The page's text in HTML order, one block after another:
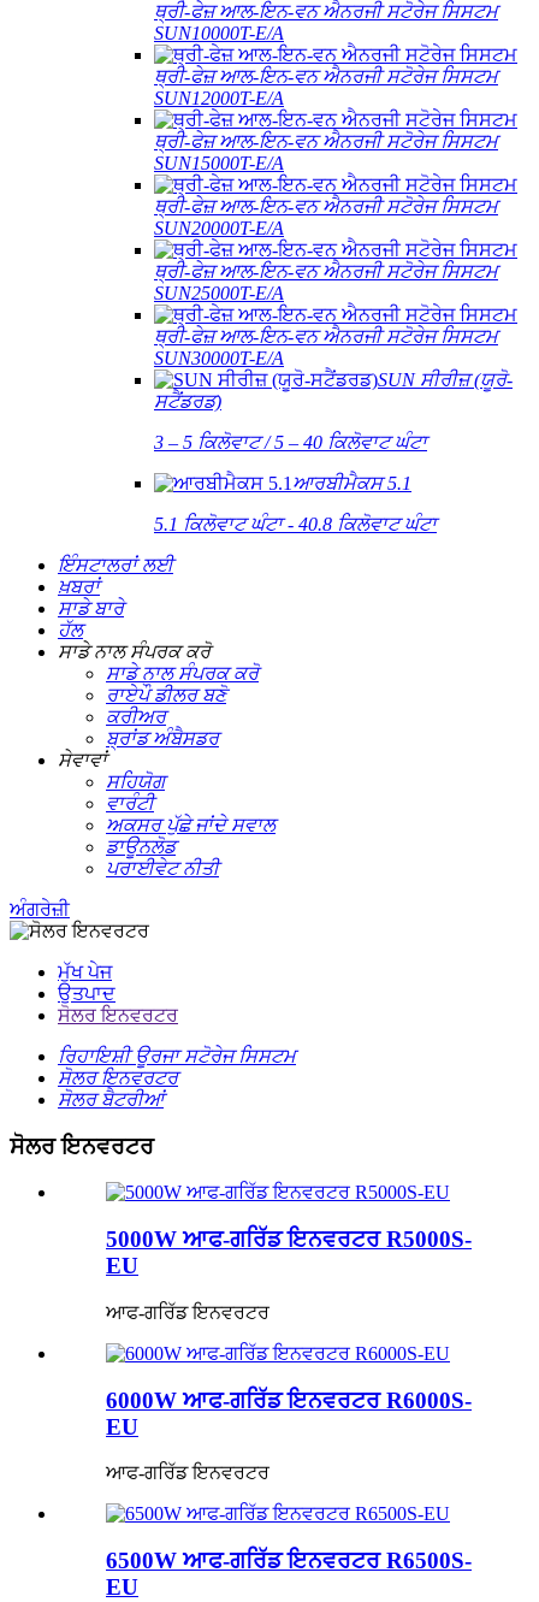
ਥ੍ਰੀ-ਫੇਜ਼ ਆਲ-ਇਨ-ਵਨ ਐਨਰਜੀ ਸਟੋਰੇਜ ਸਿਸਟਮ
SUN10000T-E/A
ਥ੍ਰੀ-ਫੇਜ਼ ਆਲ-ਇਨ-ਵਨ ਐਨਰਜੀ ਸਟੋਰੇਜ ਸਿਸਟਮ
SUN12000T-E/A
ਥ੍ਰੀ-ਫੇਜ਼ ਆਲ-ਇਨ-ਵਨ ਐਨਰਜੀ ਸਟੋਰੇਜ ਸਿਸਟਮ
SUN15000T-E/A
ਥ੍ਰੀ-ਫੇਜ਼ ਆਲ-ਇਨ-ਵਨ ਐਨਰਜੀ ਸਟੋਰੇਜ ਸਿਸਟਮ
SUN20000T-E/A
ਥ੍ਰੀ-ਫੇਜ਼ ਆਲ-ਇਨ-ਵਨ ਐਨਰਜੀ ਸਟੋਰੇਜ ਸਿਸਟਮ
SUN25000T-E/A
ਥ੍ਰੀ-ਫੇਜ਼ ਆਲ-ਇਨ-ਵਨ ਐਨਰਜੀ ਸਟੋਰੇਜ ਸਿਸਟਮ
SUN30000T-E/A
SUN ਸੀਰੀਜ਼ (ਯੂਰੋ-
ਸਟੈਂਡਰਡ)
3 – 5 ਕਿਲੋਵਾਟ / 5 – 40 ਕਿਲੋਵਾਟ ਘੰਟਾ
ਆਰਬੀਮੈਕਸ 5.1
5.1 ਕਿਲੋਵਾਟ ਘੰਟਾ - 40.8 ਕਿਲੋਵਾਟ ਘੰਟਾ
ਇੰਸਟਾਲਰਾਂ ਲਈ
ਖ਼ਬਰਾਂ
ਸਾਡੇ ਬਾਰੇ
ਹੱਲ
ਸਾਡੇ ਨਾਲ ਸੰਪਰਕ ਕਰੋ
ਸਾਡੇ ਨਾਲ ਸੰਪਰਕ ਕਰੋ
ਰਾਏਪੌ ਡੀਲਰ ਬਣੋ
ਕਰੀਅਰ
ਬ੍ਰਾਂਡ ਅੰਬੈਸਡਰ
ਸੇਵਾਵਾਂ
ਸਹਿਯੋਗ
ਵਾਰੰਟੀ
ਅਕਸਰ ਪੁੱਛੇ ਜਾਂਦੇ ਸਵਾਲ
ਡਾਊਨਲੋਡ
ਪਰਾਈਵੇਟ ਨੀਤੀ
ਅੰਗਰੇਜ਼ੀ
ਮੁੱਖ ਪੇਜ
ਉਤਪਾਦ
ਸੋਲਰ ਇਨਵਰਟਰ
ਰਿਹਾਇਸ਼ੀ ਊਰਜਾ ਸਟੋਰੇਜ ਸਿਸਟਮ
ਸੋਲਰ ਇਨਵਰਟਰ
ਸੋਲਰ ਬੈਟਰੀਆਂ
ਸੋਲਰ ਇਨਵਰਟਰ
5000W ਆਫ-ਗਰਿੱਡ ਇਨਵਰਟਰ R5000S-
EU
ਆਫ-ਗਰਿੱਡ ਇਨਵਰਟਰ
6000W ਆਫ-ਗਰਿੱਡ ਇਨਵਰਟਰ R6000S-
EU
ਆਫ-ਗਰਿੱਡ ਇਨਵਰਟਰ
6500W ਆਫ-ਗਰਿੱਡ ਇਨਵਰਟਰ R6500S-
EU